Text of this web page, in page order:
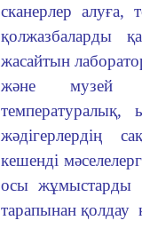
сканерлер алуға,
қолжазбаларды
жасайтын
және музей
температуралық,
жәдігерлердің
кешенді
осы жұмыстарды
тарапынан қолдау